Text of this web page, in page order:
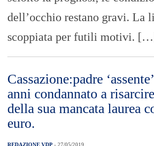
dell’occhio restano gravi. La
scoppiata per futili motivi.
Cassazione:padre
anni condannato a
della sua mancata laurea
euro.
REDAZIONE VDP - 27/05/2019